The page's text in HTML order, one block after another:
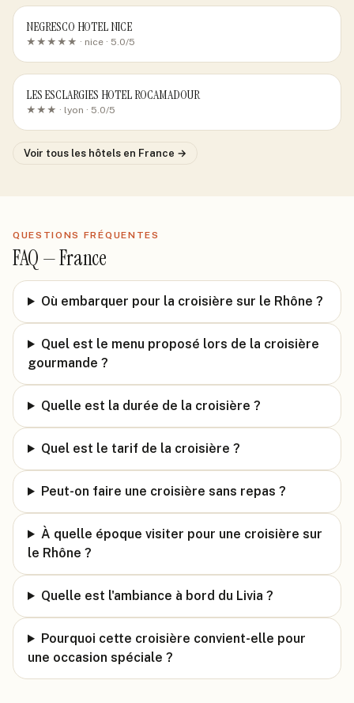
NEGRESCO HOTEL NICE
★★★★★ · nice · 5.0/5
LES ESCLARGIES HOTEL ROCAMADOUR
★★★ · lyon · 5.0/5
Voir tous les hôtels en France →
QUESTIONS FRÉQUENTES
FAQ —France
Où embarquer pour la croisière sur le Rhône ?
Quel est le menu proposé lors de la croisière
gourmande ?
Quelle est la durée de la croisière ?
Quel est le tarif de la croisière ?
Peut-on faire une croisière sans repas ?
À quelle époque visiter pour une croisière sur
le Rhône ?
Quelle est l'ambiance à bord du Livia ?
Pourquoi cette croisière convient-elle pour
une occasion spéciale ?